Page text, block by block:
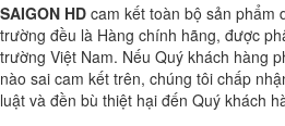
SAIGON HD cam kết toàn bộ sản phẩm
trường đều là Hàng chính hãng, được
trường Việt Nam. Nếu Quý khách hàng
nào sai cam kết trên, chúng tôi chấp
luật và đền bù thiệt hại đến Quý khách